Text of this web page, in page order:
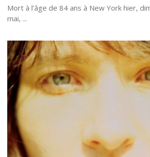
Mort à l’âge de 84 ans à New York hier,
mai, ...